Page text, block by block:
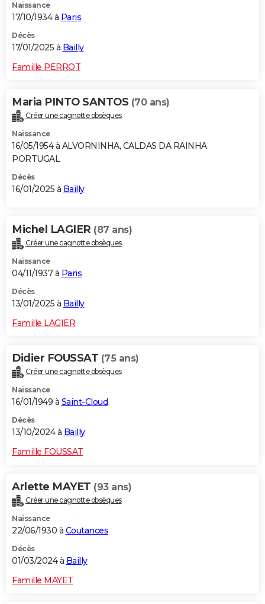
Naissance
17/10/1934 à Paris
Décès
17/01/2025 à Bailly
Famille PERROT
Maria PINTO SANTOS (70 ans)
Créer une cagnotte obsèques
Naissance
16/05/1954 à ALVORNINHA, CALDAS DA RAINHA
PORTUGAL
Décès
16/01/2025 à Bailly
Michel LAGIER (87 ans)
Créer une cagnotte obsèques
Naissance
04/11/1937 à Paris
Décès
13/01/2025 à Bailly
Famille LAGIER
Didier FOUSSAT (75 ans)
Créer une cagnotte obsèques
Naissance
16/01/1949 à Saint-Cloud
Décès
13/10/2024 à Bailly
Famille FOUSSAT
Arlette MAYET (93 ans)
Créer une cagnotte obsèques
Naissance
22/06/1930 à Coutances
Décès
01/03/2024 à Bailly
Famille MAYET